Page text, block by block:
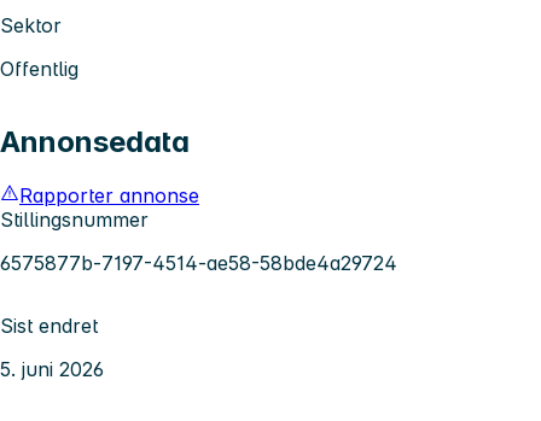
Sektor
Offentlig
Annonsedata
Rapporter annonse
Stillingsnummer
6575877b-7197-4514-ae58-58bde4a29724
Sist endret
5. juni 2026